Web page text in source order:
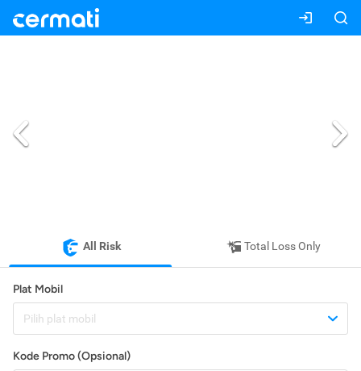
All Risk Total Loss Only
Plat Mobil
Pilih plat mobil
Kode Promo (Opsional)